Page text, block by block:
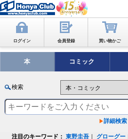
ログイン 会員登録 買い物かご
本 コミック
検索
詳細検索
注目のキーワード： 東野圭吾 グローグー